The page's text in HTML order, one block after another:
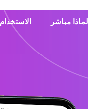
لماذا مباشر الاستخدام